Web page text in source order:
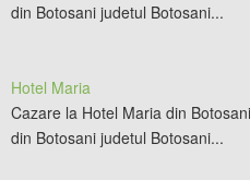
din Botosani judetul Botosani...
Hotel Maria
Cazare la Hotel Maria din
din Botosani judetul Botosani...